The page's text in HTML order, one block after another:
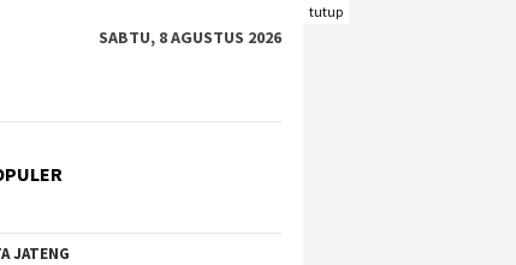
tutup
SABTU, 8 AGUSTUS 2026
JATENG